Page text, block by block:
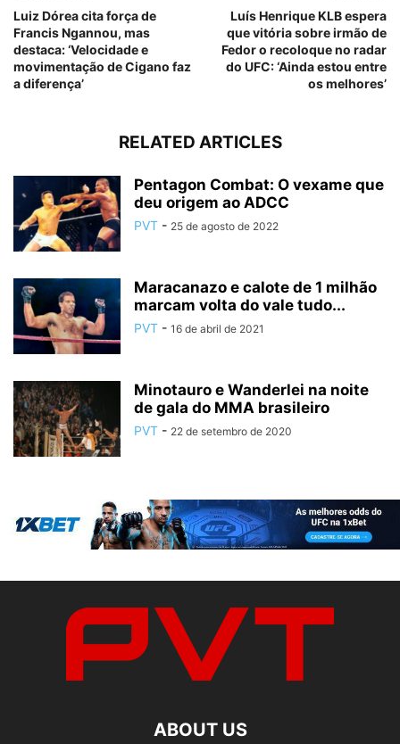
Luiz Dórea cita força de
Francis Ngannou, mas
destaca: ‘Velocidade e
movimentação de Cigano faz
a diferença’
Luís Henrique KLB espera
que vitória sobre irmão de
Fedor o recoloque no radar
do UFC: ‘Ainda estou entre
os melhores’
RELATED ARTICLES
Pentagon Combat: O vexame que
deu origem ao ADCC
PVT - 25 de agosto de 2022
Maracanazo e calote de 1 milhão
marcam volta do vale tudo...
PVT - 16 de abril de 2021
Minotauro e Wanderlei na noite
de gala do MMA brasileiro
PVT - 22 de setembro de 2020
ABOUT US